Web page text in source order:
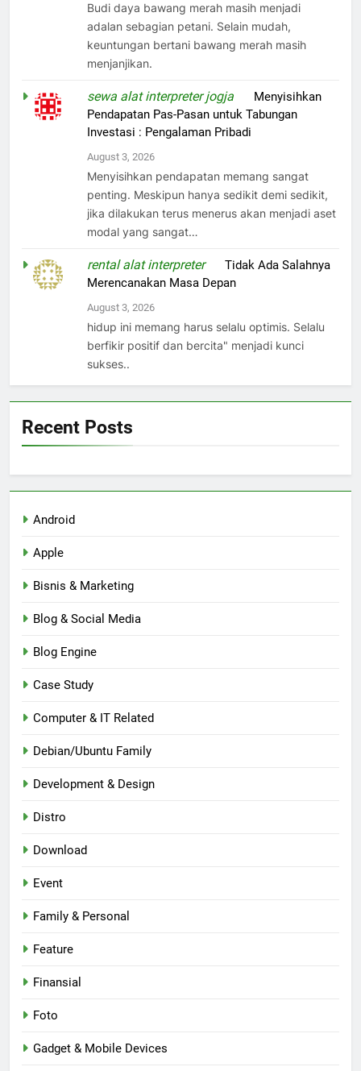
Budi daya bawang merah masih menjadi
adalan sebagian petani. Selain mudah,
keuntungan bertani bawang merah masih
menjanjikan.
sewa alat interpreter jogja
Menyisihkan
Pendapatan Pas-Pasan untuk Tabungan
Investasi : Pengalaman Pribadi
August 3, 2026
Menyisihkan pendapatan memang sangat
penting. Meskipun hanya sedikit demi sedikit,
jika dilakukan terus menerus akan menjadi aset
modal yang sangat…
rental alat interpreteronTidak Ada Salahnya
Merencanakan Masa Depan
August 3, 2026
hidup ini memang harus selalu optimis. Selalu
berfikir positif dan bercita" menjadi kunci
sukses..
Recent Posts
Android
Apple
Bisnis & Marketing
Blog & Social Media
Blog Engine
Case Study
Computer & IT Related
Debian/Ubuntu Family
Development & Design
Distro
Download
Event
Family & Personal
Feature
Finansial
Foto
Gadget & Mobile Devices